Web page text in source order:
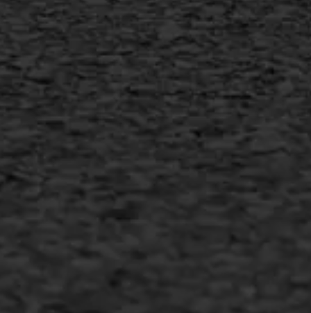
info@asfaltwerken.nl
MEER INFORMATIE
Inschrijven nieuwsbrief
Duurzaam ondernemen